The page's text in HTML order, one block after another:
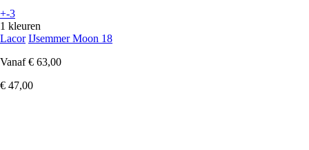
+-3
1 kleuren
Lacor IJsemmer Moon 18
Vanaf € 63,00
€ 47,00